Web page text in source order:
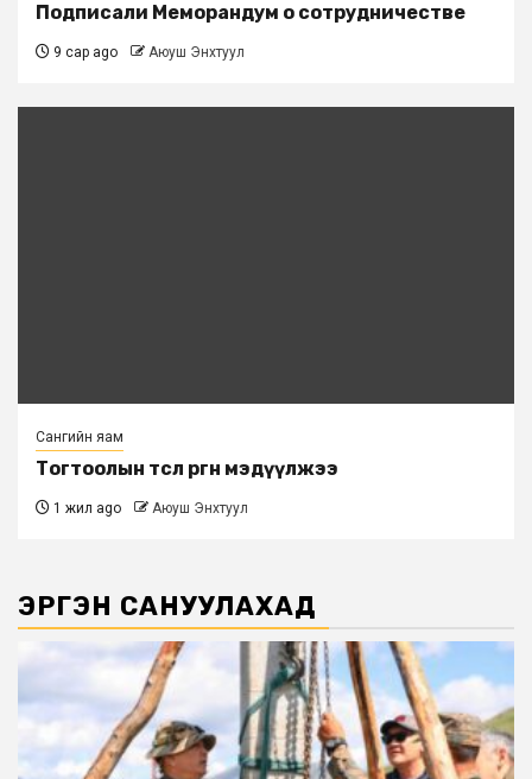
Подписали Меморандум о сотрудничестве
9 сар ago Аюуш Энхтуул
Сангийн яам
Тогтоолын төсөл өргөн мэдүүлжээ
1 жил ago Аюуш Энхтуул
ЭРГЭН САНУУЛАХАД